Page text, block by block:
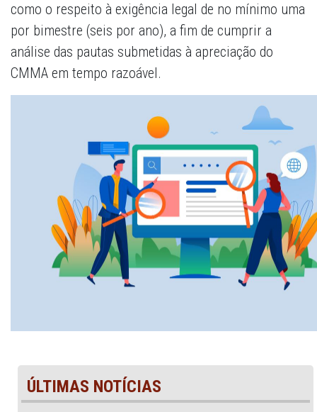
como o respeito à exigência legal de no mínimo uma
por bimestre (seis por ano), a fim de cumprir a
análise das pautas submetidas à apreciação do
CMMA em tempo razoável.
ÚLTIMAS NOTÍCIAS